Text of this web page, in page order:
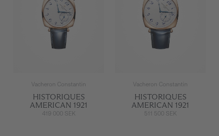
Vacheron Constantin
HISTORIQUES
AMERICAN 1921
419 000 SEK
Vacheron Constantin
HISTORIQUES
AMERICAN 1921
511 500 SEK